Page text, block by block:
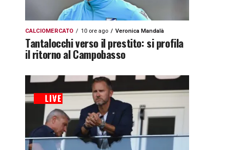
CALCIOMERCATO 10 ore ago Veronica Mandalà
Tantalocchi verso il prestito: si profila
il ritorno al Campobasso